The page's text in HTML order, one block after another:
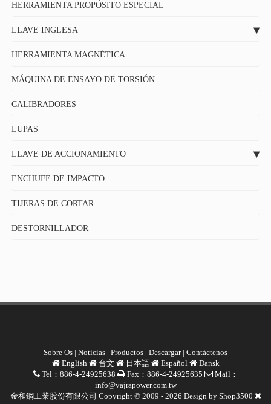
HERRAMIENTA PROPÓSITO ESPECIAL
LLAVE INGLESA
HERRAMIENTA MAGNÉTICA
MÁQUINA DE ENSAYO DE TORSIÓN
CALIBRADORES
LUPAS
LLAVE DE ACCIONAMIENTO
ENCHUFE DE IMPACTO
TIJERAS DE CORTAR
DESTORNILLADOR
Sobre Os | Noticias | Productos | Descargar| Contáctenos
English
台文 日本語 Español
Dansk
Tel：886-4-24925638
Fax：886-4-24925635
Mail：
info@vajrapower.com.tw
金和鋼工業股份有限公司 Copyright © 2009 - 2026 Design by Shop3500